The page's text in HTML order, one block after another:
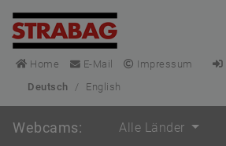
Home E-Mail Impressum
Deutsch
/ English
Webcams: Alle Länder